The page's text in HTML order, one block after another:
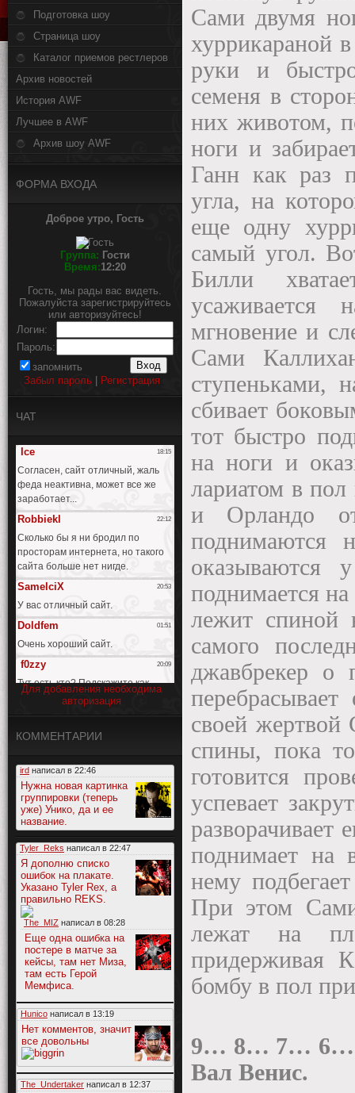
Подготовка шоу
Страница шоу
Каталог приемов рестлеров
Архив новостей
История AWF
Лучшее в AWF
Архив шоу AWF
ФОРМА ВХОДА
Доброе утро, Гость
Группа: Гости
Время:12:20
Гость, мы рады вас видеть.
Пожалуйста зарегистрируйтесь
или авторизуйтесь!
Логин:
Пароль:
запомнить
Забыл пароль
Регистрация
ЧАТ
Для добавления необходима
авторизация
КОММЕНТАРИИ
ird написал в 22:46
Нужна новая картинка
группировки (теперь
уже) Унико, да и ее
название.
Tyler_Reks написал в 22:47
Я дополню списко
ошибок на плакате.
Указано Tyler Rex, а
правильно REKS.
The_MIZ написал в 08:28
Еще одна ошибка на
постере в матче за
кейсы, там нет Миза,
там есть Герой
Мемфиса.
Hunico написал в 13:19
Нет комментов, значит
все довольны
The_Undertaker написал в 12:37
Сами двумя
хуррикараной
руки и
семеня в
них животом,
ноги и
Ганн как раз
угла, на
еще одну
самый угол.
Билли
мгновение и
Сами
ступеньками,
сбивает
тот быстро
на ноги и
лариатом в
и Орландо
поднимаются
оказываются
поднимается
лежит спиной
самого
джавбрекер
своей
спины, пока
готовится
успевает
разворачивает
поднимает на
нему
При этом
лежат на
придерживая
бомбу в пол
9… 8… 7…
Вал Венис.